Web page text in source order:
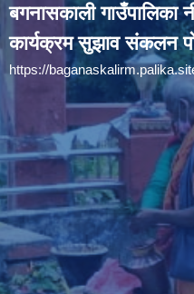
बगनासकाली गाउँपालिका
कार्यक्रम सुझाव संकलन
https://